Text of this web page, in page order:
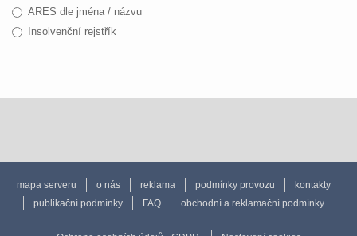
ARES dle jména / názvu
Insolvenční rejstřík
mapa serveru o nás reklama podmínky provozu
kontakty
publikační podmínky
FAQ obchodní a reklamační podmínky